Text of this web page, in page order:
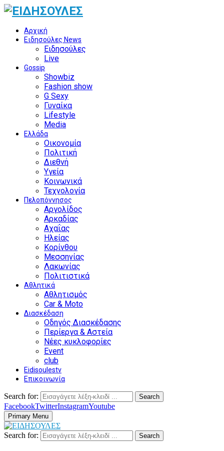
Αρχική
Ειδησούλες News
Ειδησούλες
Live
Gossip
Showbiz
Fashion show
G Sexy
Γυναίκα
Lifestyle
Media
Ελλάδα
Οικονομία
Πολιτική
Διεθνή
Υγεία
Κοινωνικά
Τεχνολογία
Πελοπόννησος
Αργολίδος
Αρκαδίας
Αχαΐας
Ηλείας
Κορίνθου
Μεσσηνίας
Λακωνίας
Πολιτιστικά
Αθλητικά
Αθλητισμός
Car & Moto
Διασκέδαση
Οδηγός Διασκέδασης
Περίεργα & Αστεία
Νέες κυκλοφορίες
Event
club
Eidisoulestv
Επικοινωνία
Search for: Search
FacebookTwitterInstagramYoutube
Primary Menu
Search for: Search